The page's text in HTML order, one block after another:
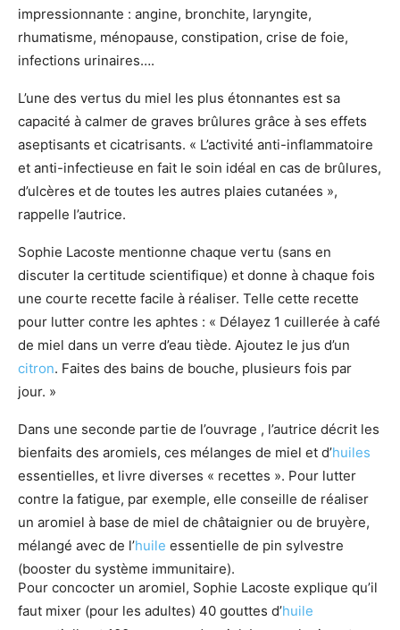
impressionnante : angine, bronchite, laryngite,
rhumatisme, ménopause, constipation, crise de foie,
infections urinaires….
L’une des vertus du miel les plus étonnantes est sa
capacité à calmer de graves brûlures grâce à ses effets
aseptisants et cicatrisants. « L’activité anti-inflammatoire
et anti-infectieuse en fait le soin idéal en cas de brûlures,
d’ulcères et de toutes les autres plaies cutanées »,
rappelle l’autrice.
Sophie Lacoste mentionne chaque vertu (sans en
discuter la certitude scientifique) et donne à chaque fois
une courte recette facile à réaliser. Telle cette recette
pour lutter contre les aphtes : « Délayez 1 cuillerée à café
de miel dans un verre d’eau tiède. Ajoutez le jus d’un
citron. Faites des bains de bouche, plusieurs fois par
jour. »
Dans une seconde partie de l’ouvrage , l’autrice décrit les
bienfaits des aromiels, ces mélanges de miel et d’huiles
essentielles, et livre diverses « recettes ». Pour lutter
contre la fatigue, par exemple, elle conseille de réaliser
un aromiel à base de miel de châtaignier ou de bruyère,
mélangé avec de l’huile essentielle de pin sylvestre
(booster du système immunitaire).
Pour concocter un aromiel, Sophie Lacoste explique qu’il
faut mixer (pour les adultes) 40 gouttes d’huile